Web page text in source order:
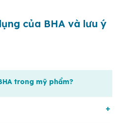
Mỹcủa BHA và lưu ý
trong mỹ phẩm?